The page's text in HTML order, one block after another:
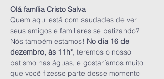
Olá família Cristo Salva
Quem aqui está com saudades de ver
seus amigos e familiares se batizando?
Nós também estamos! No dia 16 de
dezembro, às 11h*, teremos o nosso
batismo nas águas, e gostaríamos muito
que você fizesse parte desse momento